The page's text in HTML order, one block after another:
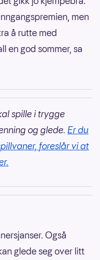
men
å rutte med
en god sommer, sa
spille i trygge
og glede. Er du
foreslår vi at
Også
glede seg over litt